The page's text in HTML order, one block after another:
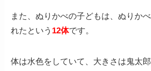
また、ぬりかべの子どもは、ぬりか
れたという 12体です。
体は水色をしていて、大きさは鬼太